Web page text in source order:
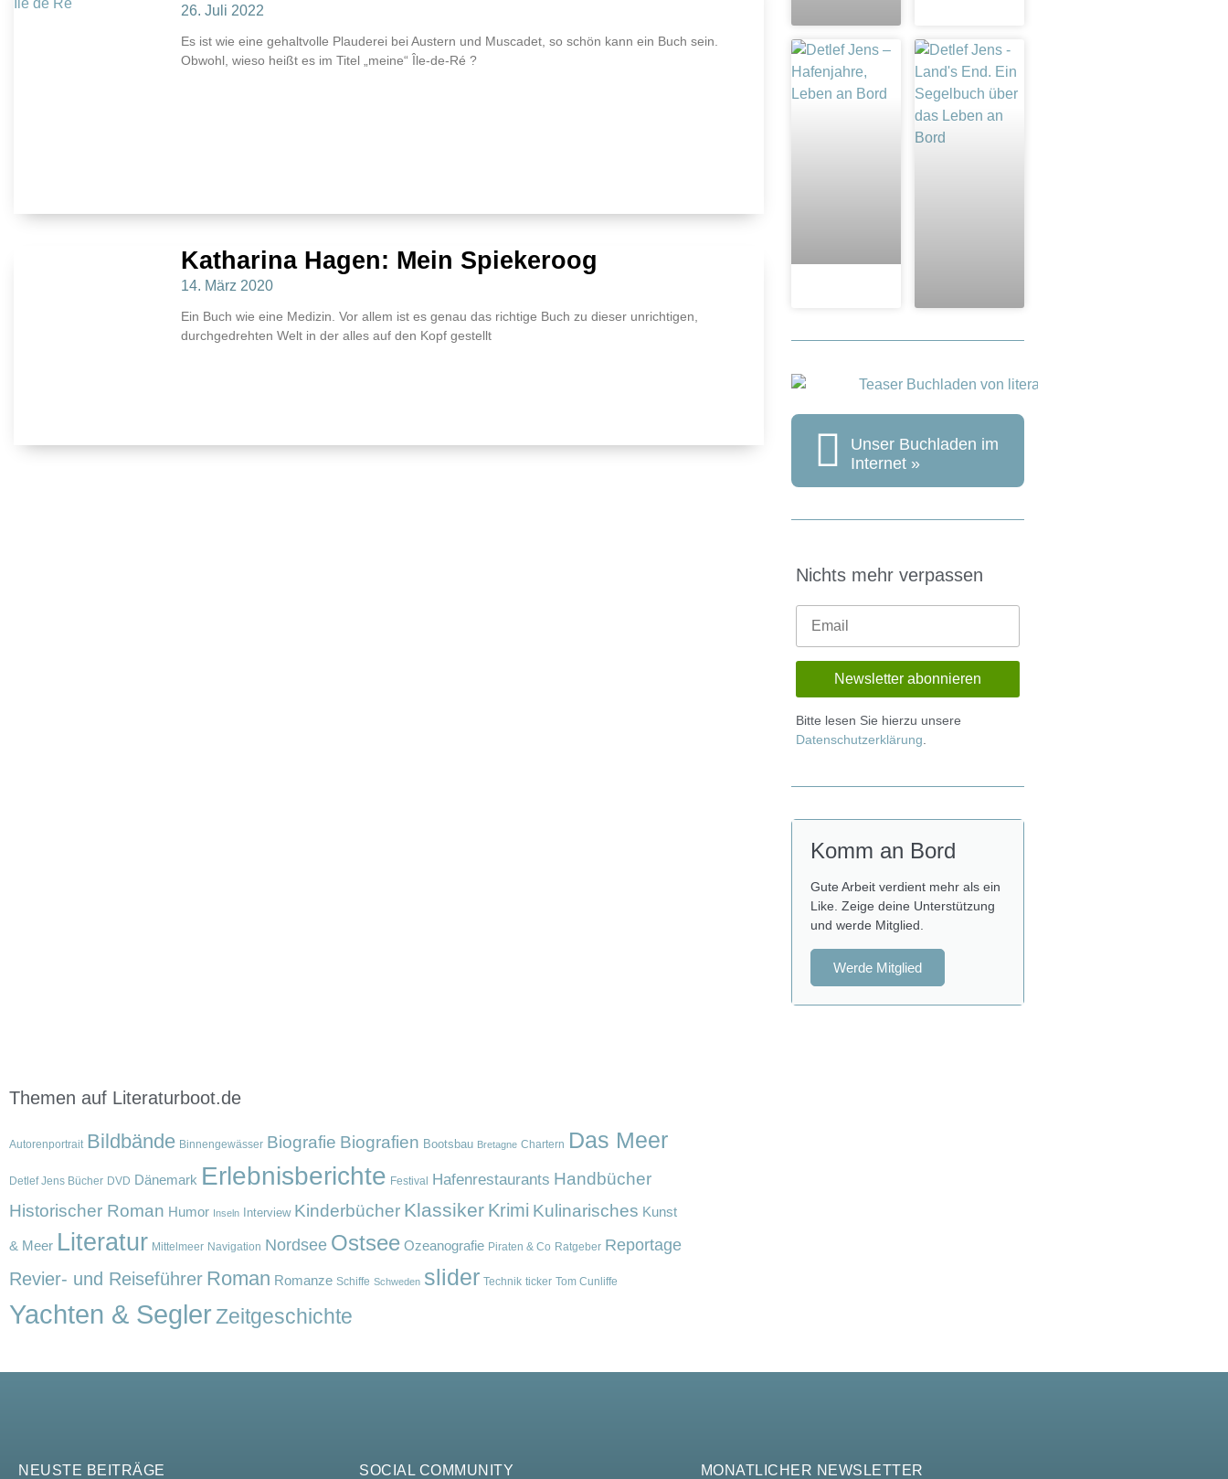
26. Juli 2022
Es ist wie eine gehaltvolle Plauderei bei Austern und Muscadet, so schön kann ein Buch sein.
Obwohl, wieso heißt es im Titel „meine“ Île-de-Ré ?
Katharina Hagen: Mein Spiekeroog
14. März 2020
Ein Buch wie eine Medizin. Vor allem ist es genau das richtige Buch zu dieser unrichtigen,
durchgedrehten Welt in der alles auf den Kopf gestellt
Unser Buchladen im
Internet »
Nichts mehr verpassen
Bitte lesen Sie hierzu unsere
Datenschutzerklärung
Komm an Bord
Gute Arbeit verdient mehr als ein
Like. Zeige deine Unterstützung
und werde Mitglied.
Werde Mitglied
Themen auf Literaturboot.de
Autorenportrait Bildbände Binnengewässer Biografie Biografien Bootsbau Bretagne Chartern Das Meer
Detlef Jens Bücher DVD Dänemark Erlebnisberichte Festival Hafenrestaurants Handbücher
Historischer Roman Humor Inseln Interview Kinderbücher Klassiker Krimi Kulinarisches Kunst
& Meer Literatur Mittelmeer Navigation Nordsee Ostsee Ozeanografie Piraten & Co Ratgeber Reportage
Revier- und Reiseführer Roman Romanze Schiffe Schweden slider Technik ticker Tom Cunliffe
Yachten & SeglerZeitgeschichte
NEUSTE BEITRÄGE SOCIAL COMMUNITY MONATLICHER NEWSLETTER